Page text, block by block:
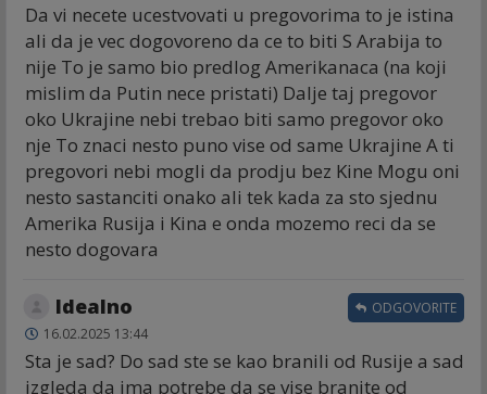
Da vi necete ucestvovati u pregovorima to je istina
ali da je vec dogovoreno da ce to biti S Arabija to
nije To je samo bio predlog Amerikanaca (na koji
mislim da Putin nece pristati) Dalje taj pregovor
oko Ukrajine nebi trebao biti samo pregovor oko
nje To znaci nesto puno vise od same Ukrajine A ti
pregovori nebi mogli da prodju bez Kine Mogu oni
nesto sastanciti onako ali tek kada za sto sjednu
Amerika Rusija i Kina e onda mozemo reci da se
nesto dogovara
Idealno
16.02.2025 13:44
Sta je sad? Do sad ste se kao branili od Rusije a sad
izgleda da ima potrebe da se vise branite od
ODGOVORITE